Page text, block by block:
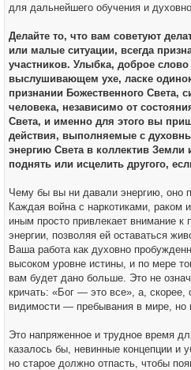
для дальнейшего обучения и
Делайте то, что вам советуют
или малые ситуации, всегда
участников. Улыбка, доброе
выслушивающем ухе, ласке
признании Божественного Света,
человека, независимо от
Света, и именно для этого вы
действия, выполняемые с
энергию Света в коллектив Земли
поднять или исцелить другого,
Чему бы вы ни давали энергию, оно
Каждая война с наркотиками, раком
иным просто привлекает внимание к
энергии, позволяя ей оставаться
Ваша работа как духовно
высоком уровне истины, и по мере
вам будет дано больше. Это не
кричать: «Бог — это все», а, скорее,
видимости — пребывания в мире, но
Это напряженное и трудное время
казалось бы, невинные концепции и
но старое должно отпасть, чтобы